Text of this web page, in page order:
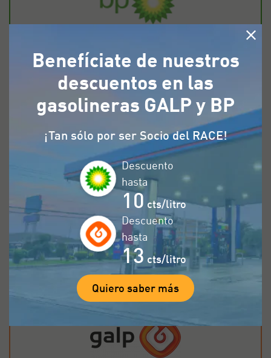
combustible
Península
Canarias
Descuentos en gasolineras
Benefíciate de nuestros
descuentos en las
gasolineras GALP y BP
¡Tan sólo por ser Socio del RACE!
Descuento
hasta
10 cts/litro
Descuento
hasta
13 cts/litro
Quiero saber más